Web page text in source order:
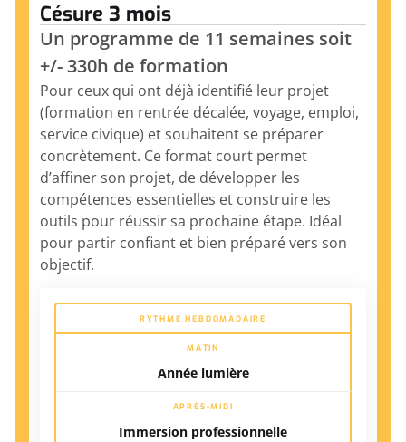
Césure 3 mois
Un programme de 11 semaines soit
+/- 330h de formation
Pour ceux qui ont déjà identifié leur projet
(formation en rentrée décalée, voyage, emploi,
service civique) et souhaitent se préparer
concrètement. Ce format court permet
d’affiner son projet, de développer les
compétences essentielles et construire les
outils pour réussir sa prochaine étape. Idéal
pour partir confiant et bien préparé vers son
objectif.
RYTHME HEBDOMADAIRE
MATIN
Année lumière
APRÈS-MIDI
Immersion professionnelle